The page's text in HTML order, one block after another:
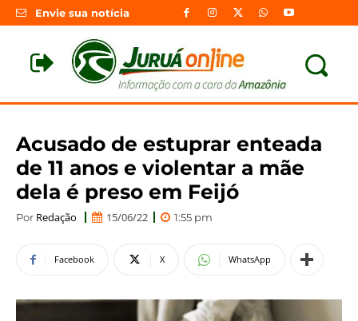
Envie sua notícia
Acusado de estuprar enteada
de 11 anos e violentar a mãe
dela é preso em Feijó
Por Redação 15/06/22 1:55 pm
Facebook X WhatsApp